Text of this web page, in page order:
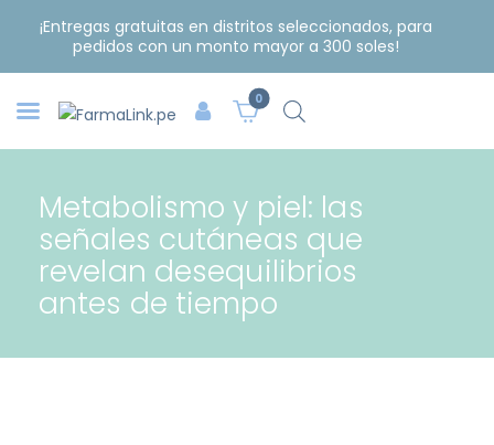
¡Entregas gratuitas en distritos seleccionados, para
pedidos con un monto mayor a 300 soles!
0
Metabolismo y piel: las
señales cutáneas que
revelan desequilibrios
antes de tiempo